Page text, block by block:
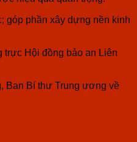
góp phần xây dựng nền kinh
Hội đồng bảo an Liên
Ban Bí thư Trung ương về